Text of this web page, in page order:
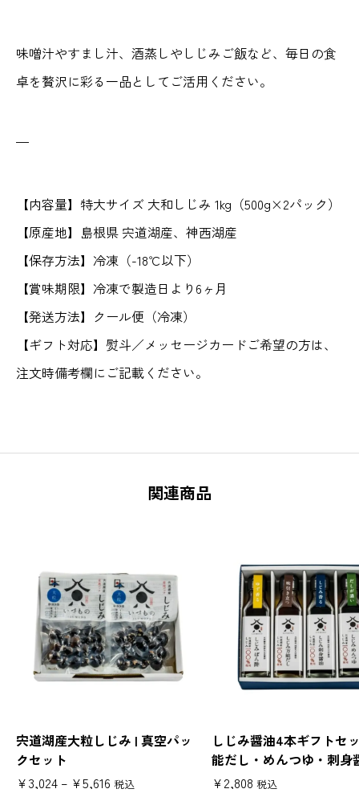
味噌汁やすまし汁、酒蒸しやしじみご飯など、毎日の食
卓を贅沢に彩る一品としてご活用ください。
—
【内容量】特大サイズ 大和しじみ 1kg（500g×2パック）
【原産地】島根県 宍道湖産、神西湖産
【保存方法】冷凍（-18℃以下）
【賞味期限】冷凍で製造日より6ヶ月
【発送方法】クール便（冷凍）
【ギフト対応】熨斗／メッセージカードご希望の方は、
注文時備考欄にご記載ください。
関連商品
宍道湖産大粒しじみ | 真空パッ
クセット
¥3,024 – ¥5,616 価
税込
しじみ醤油4本ギフトセ
能だし・めんつゆ・刺身
ぽん酢
¥2,808 税込